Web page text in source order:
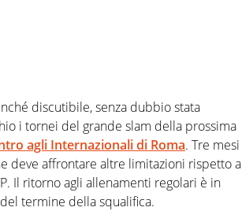
discutibile, senza dubbio stata
i tornei del grande slam della prossima
agli Internazionali di Roma. Tre mesi
deve affrontare altre limitazioni rispetto a
Il ritorno agli allenamenti regolari è in
termine della squalifica.